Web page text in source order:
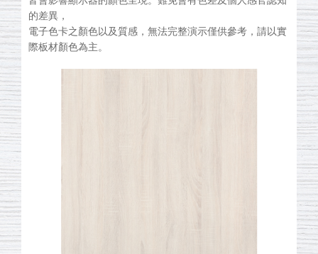
的差異，
電子色卡之顏色以及質感，無法完整演示僅供參考，請以實
際板材顏色為主。